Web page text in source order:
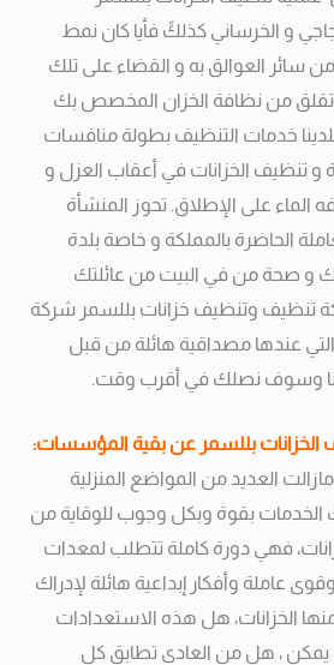
و الخرساني كذلكً فأيا كان نمط
سائر العوالق به و القضاء على تلك
من نظافة الخزان المخصص بك
خدمات التنظيف بطولة منافسات
و تنظيف الخزانات في أعقاب العزل و
الماء على الإطلاق. تحوز المنشأة
الحاضرة بالمملكة و خاصة بلدة
و صحة من في البيت من عائلتك
وتنظيف خزانات بللسمر شركة
عندها مصداقية هائلة من قبل
معنا وسوف نصلك في أقرب وقت.
بللسمر عن بقية المؤسسات:
العديد من المواضع المنزلية
الخدمات بقوة وبكل وجوب للوقاية من
فهي دورة كاملة تتطلب لمعدات
عاملة وأفكار إبداعية هائلة لإدراك
الخزانات، هل هذه الاستعدادات
يمكن ، هل من العادي تطابق كل